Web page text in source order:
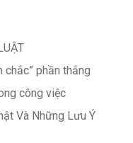
chắc” phần thắng
công việc
Và Những Lưu Ý